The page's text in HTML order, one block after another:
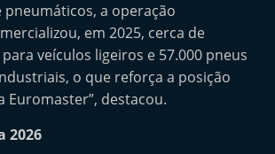
t
A
u
m
pneumáticos, a operação
em 2025, cerca de
veículos ligeiros e 57.000 pneus
o que reforça a posição
Euromaster”, destacou.
2026